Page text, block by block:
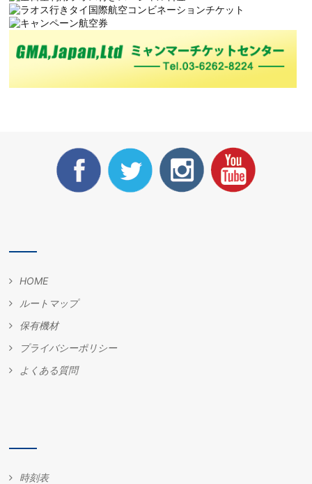
HOME
ルートマップ
保有機材
プライバシーポリシー
よくある質問
時刻表